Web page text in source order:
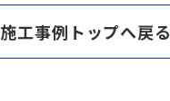
施工事例トップへ戻る